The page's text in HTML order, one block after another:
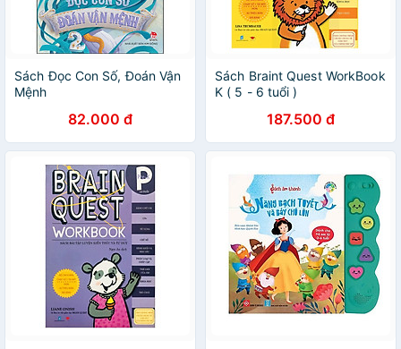
Sách Đọc Con Số, Đoán Vận
Mệnh
82.000 đ
Sách Braint Quest WorkBook
K ( 5 - 6 tuổi )
187.500 đ